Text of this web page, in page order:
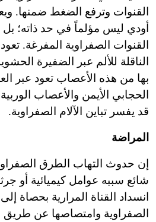
القنوات وترفع الضغط ضمنها.
أودي ليس مؤلماً في حد ذاته؛
القنوات الصفراوية المفرغة.
الناقلة للألم عبر الضفيرة
بها من هذه الأعصاب تعود عبر
الحجابي الأيمن والأعصاب
قد يفسر تباين الآلام الصفراوية.
المراضة
إن حدوث التهاب الطرق
شائع سببه عوامل كيميائية أو
انسداد القناة المرارية بحصاة
الصفراوية وامتصاصها عن طريق